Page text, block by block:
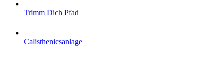
Trimm Dich Pfad
Calisthenicsanlage